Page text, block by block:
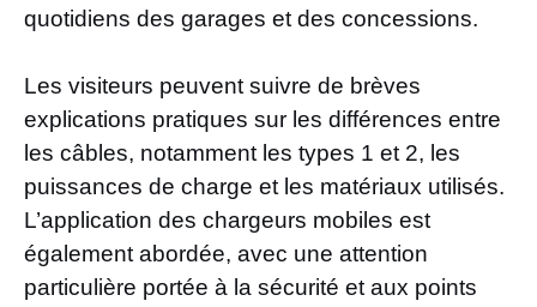
quotidiens des garages et des concessions.
Les visiteurs peuvent suivre de brèves
explications pratiques sur les différences entre
les câbles, notamment les types 1 et 2, les
puissances de charge et les matériaux utilisés.
L’application des chargeurs mobiles est
également abordée, avec une attention
particulière portée à la sécurité et aux points